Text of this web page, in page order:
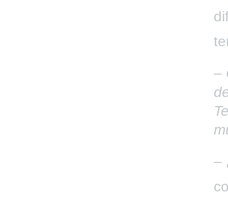
–
–